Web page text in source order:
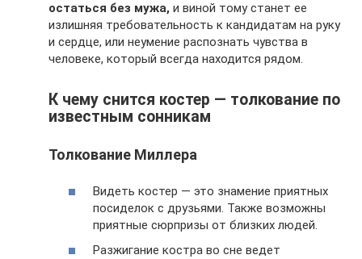
остаться без мужа, и виной тому станет ее
излишняя требовательность к кандидатам на руку
и сердце, или неумение распознать чувства в
человеке, который всегда находится рядом.
К чему снится костер — толкование по
известным сонникам
Толкование Миллера
Видеть костер — это знамение приятных
посиделок с друзьями. Также возможны
приятные сюрпризы от близких людей.
Разжигание костра во сне ведет